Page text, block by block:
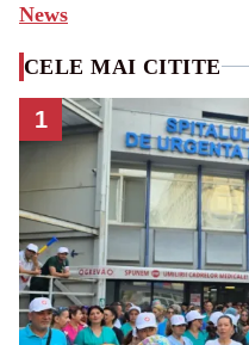
News
CELE MAI CITITE
1